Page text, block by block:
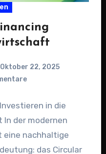
Oktober 22, 2025
in die
der modernen
eine nachhaltige
das Circular